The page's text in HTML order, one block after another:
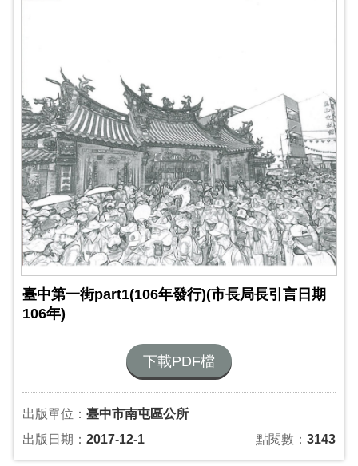
臺中第一街part1(106年發行)(市長局長引言日期
106年)
下載PDF檔
出版單位： 臺中市南屯區公所
出版日期： 2017-12-1 點閱數：3143